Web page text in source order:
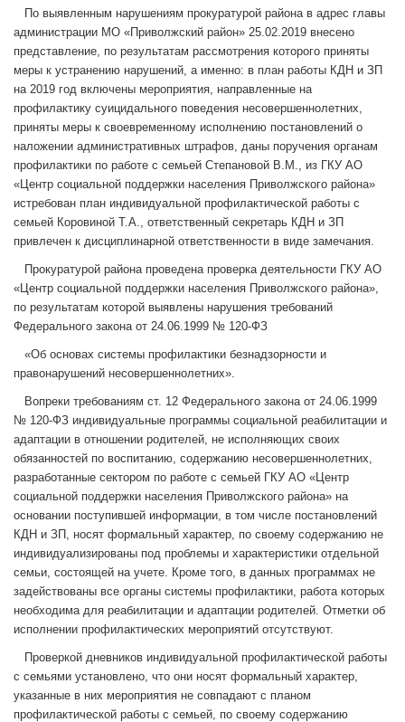
По выявленным нарушениям прокуратурой района в адрес главы
администрации МО «Приволжский район» 25.02.2019 внесено
представление, по результатам рассмотрения которого приняты
меры к устранению нарушений, а именно: в план работы КДН и ЗП
на 2019 год включены мероприятия, направленные на
профилактику суицидального поведения несовершеннолетних,
приняты меры к своевременному исполнению постановлений о
наложении административных штрафов, даны поручения органам
профилактики по работе с семьей Степановой В.М., из ГКУ АО
«Центр социальной поддержки населения Приволжского района»
истребован план индивидуальной профилактической работы с
семьей Коровиной Т.А., ответственный секретарь КДН и ЗП
привлечен к дисциплинарной ответственности в виде замечания.
Прокуратурой района проведена проверка деятельности ГКУ АО
«Центр социальной поддержки населения Приволжского района»,
по результатам которой выявлены нарушения требований
Федерального закона от 24.06.1999 № 120-ФЗ
«Об основах системы профилактики безнадзорности и
правонарушений несовершеннолетних».
Вопреки требованиям ст. 12 Федерального закона от 24.06.1999
№ 120-ФЗ индивидуальные программы социальной реабилитации и
адаптации в отношении родителей, не исполняющих своих
обязанностей по воспитанию, содержанию несовершеннолетних,
разработанные сектором по работе с семьей ГКУ АО «Центр
социальной поддержки населения Приволжского района» на
основании поступившей информации, в том числе постановлений
КДН и ЗП, носят формальный характер, по своему содержанию не
индивидуализированы под проблемы и характеристики отдельной
семьи, состоящей на учете. Кроме того, в данных программах не
задействованы все органы системы профилактики, работа которых
необходима для реабилитации и адаптации родителей. Отметки об
исполнении профилактических мероприятий отсутствуют.
Проверкой дневников индивидуальной профилактической работы
с семьями установлено, что они носят формальный характер,
указанные в них мероприятия не совпадают с планом
профилактической работы с семьей, по своему содержанию